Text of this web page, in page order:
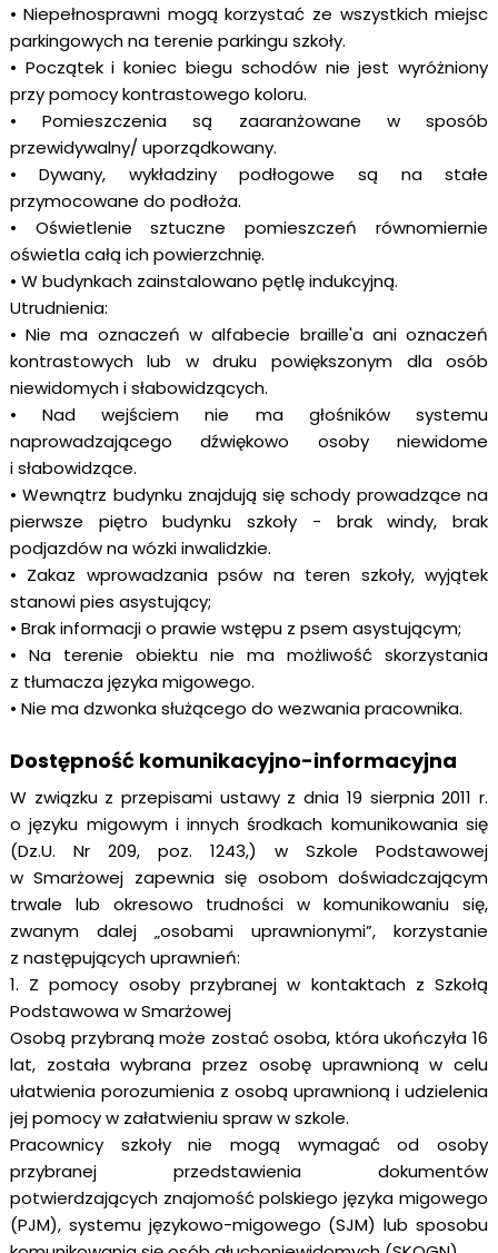
• Niepełnosprawni mogą korzystać ze wszystkich miejsc
parkingowych na terenie parkingu szkoły.
• Początek i koniec biegu schodów nie jest wyróżniony
przy pomocy kontrastowego koloru.
• Pomieszczenia są zaaranżowane w sposób
przewidywalny/ uporządkowany.
• Dywany, wykładziny podłogowe są na stałe
przymocowane do podłoża.
• Oświetlenie sztuczne pomieszczeń równomiernie
oświetla całą ich powierzchnię.
• W budynkach zainstalowano pętlę indukcyjną.
Utrudnienia:
• Nie ma oznaczeń w alfabecie braille'a ani oznaczeń
kontrastowych lub w druku powiększonym dla osób
niewidomych i słabowidzących.
• Nad wejściem nie ma głośników systemu
naprowadzającego dźwiękowo osoby niewidome
i słabowidzące.
• Wewnątrz budynku znajdują się schody prowadzące na
pierwsze piętro budynku szkoły - brak windy, brak
podjazdów na wózki inwalidzkie.
• Zakaz wprowadzania psów na teren szkoły, wyjątek
stanowi pies asystujący;
• Brak informacji o prawie wstępu z psem asystującym;
• Na terenie obiektu nie ma możliwość skorzystania
z tłumacza języka migowego.
• Nie ma dzwonka służącego do wezwania pracownika.
Dostępność komunikacyjno-informacyjna
W związku z przepisami ustawy z dnia 19 sierpnia 2011 r.
o języku migowym i innych środkach komunikowania się
(Dz.U. Nr 209, poz. 1243,) w Szkole Podstawowej
w Smarżowej zapewnia się osobom doświadczającym
trwale lub okresowo trudności w komunikowaniu się,
zwanym dalej „osobami uprawnionymi”, korzystanie
z następujących uprawnień:
1. Z pomocy osoby przybranej w kontaktach z Szkołą
Podstawowa w Smarżowej
Osobą przybraną może zostać osoba, która ukończyła 16
lat, została wybrana przez osobę uprawnioną w celu
ułatwienia porozumienia z osobą uprawnioną i udzielenia
jej pomocy w załatwieniu spraw w szkole.
Pracownicy szkoły nie mogą wymagać od osoby
przybranej przedstawienia dokumentów
potwierdzających znajomość polskiego języka migowego
(PJM), systemu językowo-migowego (SJM) lub sposobu